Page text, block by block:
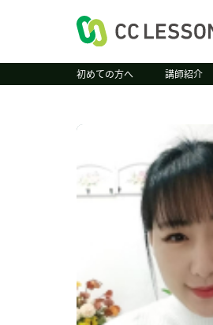
初めての方へ 講師紹介